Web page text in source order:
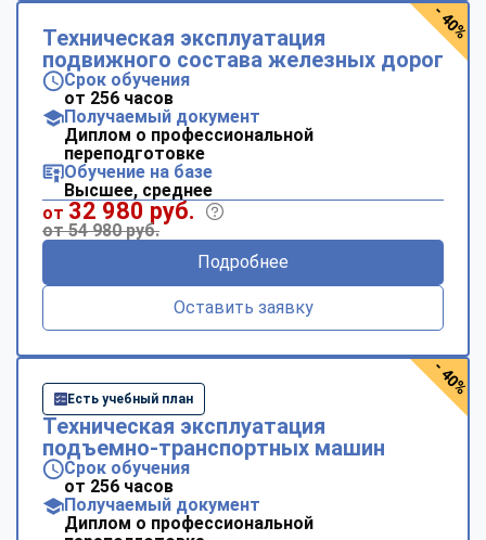
Техническая эксплуатация
подвижного состава железных дорог
Срок обучения
от 256 часов
Получаемый документ
Диплом о профессиональной
переподготовке
Обучение на базе
Высшее, среднее
от 32 980 руб.
от 54 980 руб.
Подробнее
Оставить заявку
- 40%
Есть учебный план
Техническая эксплуатация
подъемно-транспортных машин
Срок обучения
от 256 часов
Получаемый документ
Диплом о профессиональной
- 40%